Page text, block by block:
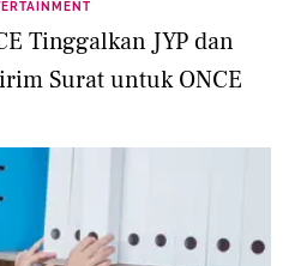
Tinggalkan JYP dan
Surat untuk ONCE